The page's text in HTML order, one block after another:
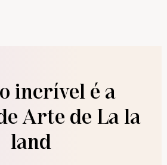
incrível é a
Arte de La la
land